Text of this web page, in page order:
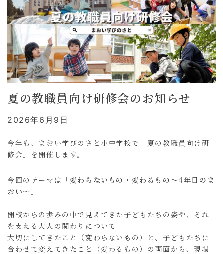
夏の教職員向け研修会のお知らせ
2026年6月9日
今年も、まおい学びのさと小中学校で「夏の教職員向け研
修会」を開催します。
今回のテーマは 「変わらないもの・変わるもの～4年目のま
おい～」
開校からの歩みの中で見えてきた子どもたちの姿や、それ
を支える大人の関わりについて
大切にしてきたこと（変わらないもの）と、子どもたちに
合わせて変えてきたこと（変わるもの）の両面から、現場